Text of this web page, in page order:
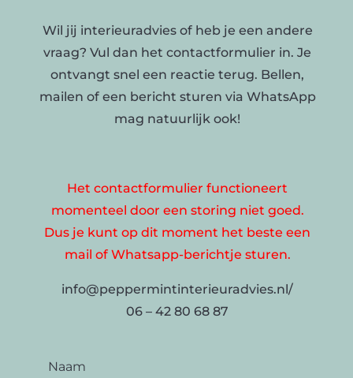
Wil jij interieuradvies of heb je een andere
vraag? Vul dan het contactformulier in. Je
ontvangt snel een reactie terug. Bellen,
mailen of een bericht sturen via WhatsApp
mag natuurlijk ook!
Het contactformulier functioneert
momenteel door een storing niet goed.
Dus je kunt op dit moment het beste een
mail of Whatsapp-berichtje sturen.
info@peppermintinterieuradvies.nl/
06 – 42 80 68 87